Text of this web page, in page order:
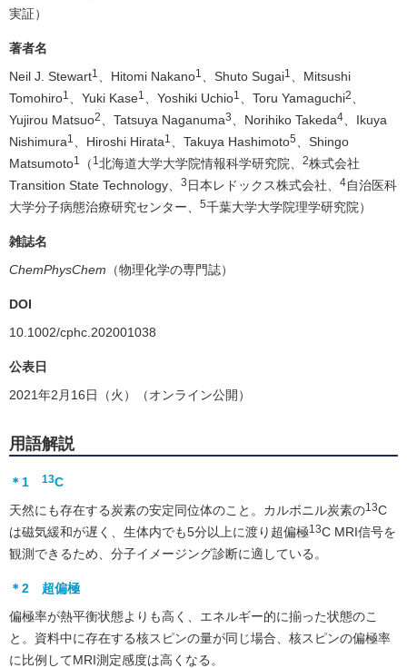
実証）
著者名
Neil J. Stewart1 、Hitomi Nakano1 、Shuto Sugai1
、Mitsushi
Tomohiro1 、Yuki Kase1 、Yoshiki Uchio1 、Toru Yamaguchi2
Yujirou Matsuo2 、Tatsuya Naganuma3 、Norihiko Takeda4 、Ikuya
Nishimura1 、Hiroshi Hirata1 、Takuya Hashimoto5
、Shingo
Matsumoto1 （ 1北海道大学大学院情報科学研究院、 2株式会社
Transition State Technology、 3 日本レドックス株式会社、 4自治医科
大学分子病態治療研究センター、 5千葉大学大学院理学研究院）
雑誌名
ChemPhysChem （物理化学の専門誌）
DOI
10.1002/cphc.202001038
公表日
2021年2月16日（火）（オンライン公開）
用語解説
＊1 13C
天然にも存在する炭素の安定同位体のこと。カルボニル炭素の13C
は磁気緩和が遅く、生体内でも5分以上に渡り超偏極13C MRI信号を
観測できるため、分子イメージング診断に適している。
＊2 超偏極
偏極率が熱平衡状態よりも高く、エネルギー的に揃った状態のこ
と。資料中に存在する核スピンの量が同じ場合、核スピンの偏極率
に比例してMRI測定感度は高くなる。